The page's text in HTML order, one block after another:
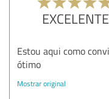
EXCELENTE
Estou aqui como
ótimo
Mostrar original